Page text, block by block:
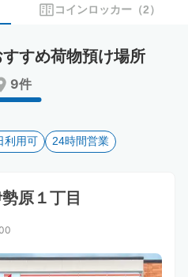
コインロッカー （2）
すめ荷物預け場所
9件
利用可 24時間営業
原１丁目